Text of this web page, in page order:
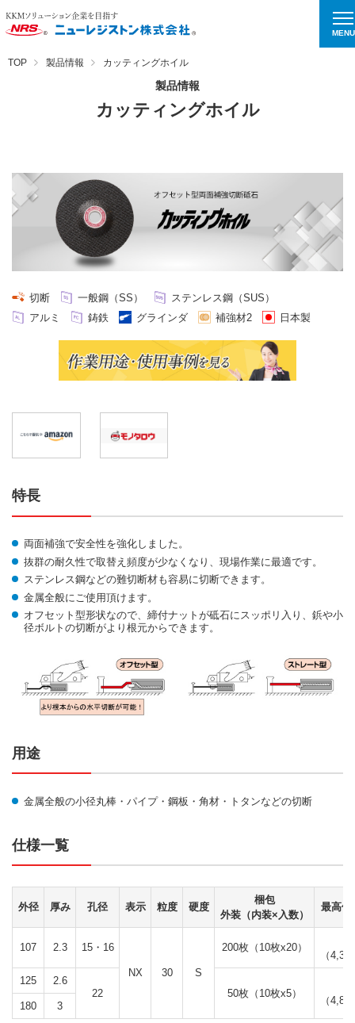
MENU
TOP 製品情報 カッティングホイル
製品情報
カッティングホイル
切断 一般鋼（SS）
ステンレス鋼（SUS）
アルミ
鋳鉄 グラインダ 補強材2 日本製
特長
両面補強で安全性を強化しました。
抜群の耐久性で取替え頻度が少なくなり、現場作業に最適です。
ステンレス鋼などの難切断材も容易に切断できます。
金属全般にご使用頂けます。
オフセット型形状なので、締付ナットが砥石にスッポリ入り、鋲や小
径ボルトの切断がより根元からできます。
用途
金属全般の小径丸棒・パイプ・鋼板・角材・トタンなどの切断
仕様一覧
外径 厚み 孔径 表示 粒度 硬度
梱包
外装（内装×入数）
最高使
107 2.3 15・16
NX 30 S
200枚（10枚x20）
（
125
2.6
22
50枚（10枚x5）
（
180 3